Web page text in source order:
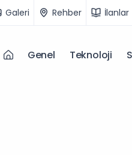
Galeri Rehber İlanlar
Genel Teknoloji